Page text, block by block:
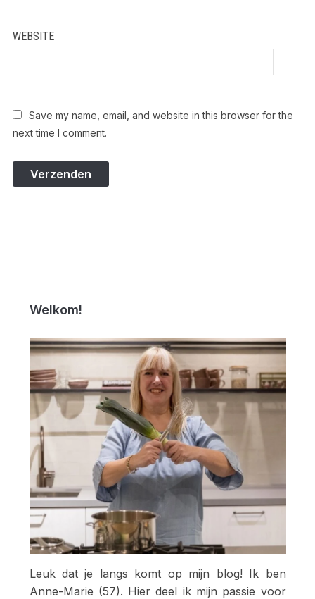
WEBSITE
Save my name, email, and website in this browser for the
next time I comment.
Welkom!
Leuk dat je langs komt op mijn blog! Ik ben
Anne-Marie (57). Hier deel ik mijn passie voor